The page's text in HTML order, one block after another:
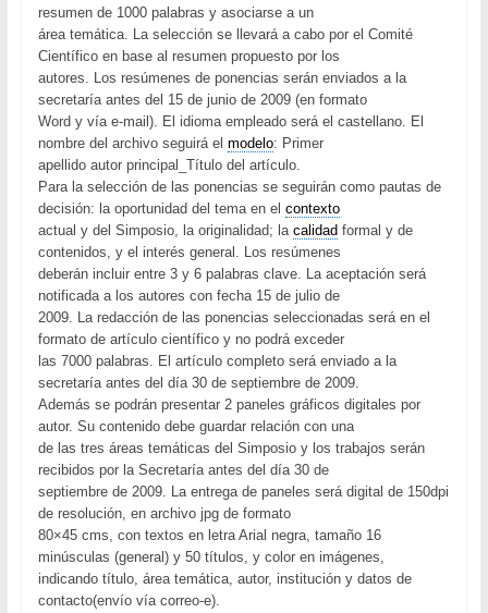
resumen de 1000 palabras y asociarse a un
área temática. La selección se llevará a cabo por el Comité
Científico en base al resumen propuesto por los
autores. Los resúmenes de ponencias serán enviados a la
secretaría antes del 15 de junio de 2009 (en formato
Word y vía e-mail). El idioma empleado será el castellano. El
nombre del archivo seguirá el modelo: Primer
apellido autor principal_Título del artículo.
Para la selección de las ponencias se seguirán como pautas de
decisión: la oportunidad del tema en el contexto
actual y del Simposio, la originalidad; la calidad formal y de
contenidos, y el interés general. Los resúmenes
deberán incluir entre 3 y 6 palabras clave. La aceptación será
notificada a los autores con fecha 15 de julio de
2009. La redacción de las ponencias seleccionadas será en el
formato de artículo científico y no podrá exceder
las 7000 palabras. El artículo completo será enviado a la
secretaría antes del día 30 de septiembre de 2009.
Además se podrán presentar 2 paneles gráficos digitales por
autor. Su contenido debe guardar relación con una
de las tres áreas temáticas del Simposio y los trabajos serán
recibidos por la Secretaría antes del día 30 de
septiembre de 2009. La entrega de paneles será digital de 150dpi
de resolución, en archivo jpg de formato
80×45 cms, con textos en letra Arial negra, tamaño 16
minúsculas (general) y 50 títulos, y color en imágenes,
indicando título, área temática, autor, institución y datos de
contacto(envío vía correo-e).